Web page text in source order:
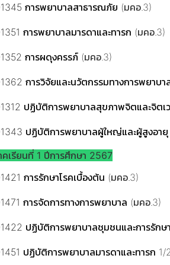
การพยาบาลสาธารณภัย (มคอ.3)
การพยาบาลมารดาและทารก (มคอ.3)
การผดุงครรภ์ (มคอ.3)
การวิจัยและนวัตกรรมทางการพยาบา
ปฏิบัติการพยาบาลสุขภาพจิตและจิตเ
ปฏิบัติการพยาบาลผู้ใหญ่และผู้สูงอา
เรียนที่ 1 ปีการศึกษา 2567
การรักษาโรคเบื้องต้น (มคอ.3)
การจัดการทางการพยาบาล (มคอ.3)
ปฏิบัติการพยาบาลชุมชนและการรักษ
ปฏิบัติการพยาบาลมารดาและทารก 1/